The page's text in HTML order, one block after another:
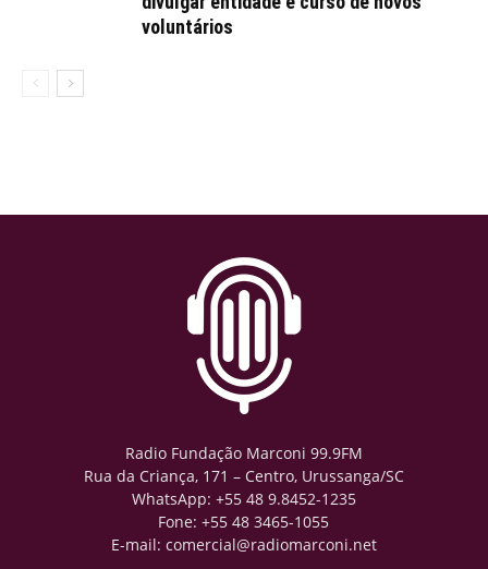
voluntários
Radio Fundação Marconi 99.9FM
Rua da Criança, 171 – Centro, Urussanga/SC
WhatsApp: +55 48 9.8452-1235
Fone: +55 48 3465-1055
E-mail: comercial@radiomarconi.net